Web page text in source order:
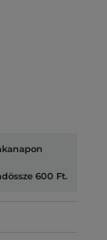
600 Ft.